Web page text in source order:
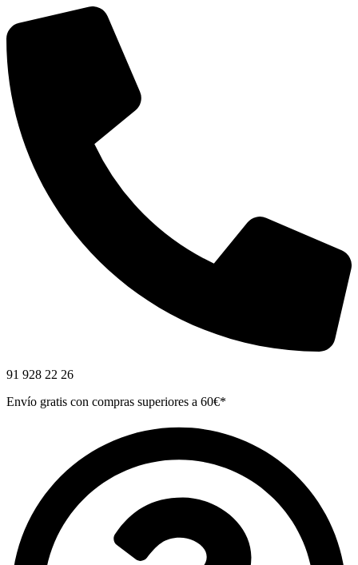
91 928 22 26
Envío gratis con compras superiores a 60€*